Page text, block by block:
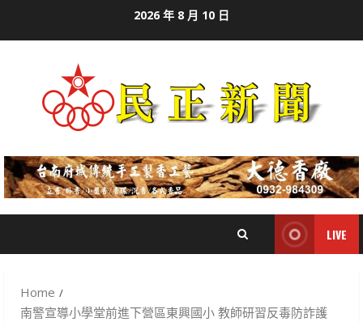
2026 年 8 月 10 日
LIVE
Home
南警宣導小學堂前進下營區東興國小 教師研習反毒防詐護